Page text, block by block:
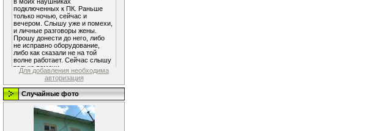
Для добавления необходима
авторизация
Случайные фото